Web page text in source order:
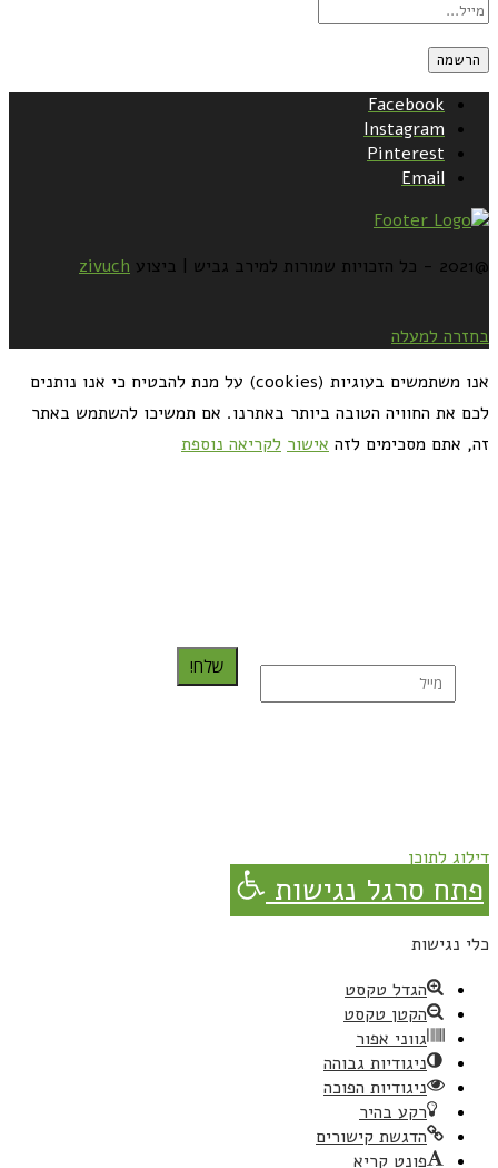
Facebook
Instagram
Pinterest
Email
@2021 - כל הזכויות שמורות למירב גביש | ביצוע zivuch
בחזרה למעלה
אנו משתמשים בעוגיות (cookies) על מנת להבטיח כי אנו נותנים
לכם את החוויה הטובה ביותר באתרנו. אם תמשיכו להשתמש באתר
זה, אתם מסכימים לזה אישור לקריאה נוספת
שלח!
דילוג לתוכן
פתח סרגל נגישות
כלי נגישות
הגדל טקסט
הקטן טקסט
גווני אפור
ניגודיות גבוהה
ניגודיות הפוכה
רקע בהיר
הדגשת קישורים
פונט קריא